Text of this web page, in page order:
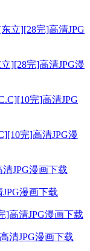
][28完]高清JPG漫
完]高清JPG漫
漫画下载
清JPG漫画下载